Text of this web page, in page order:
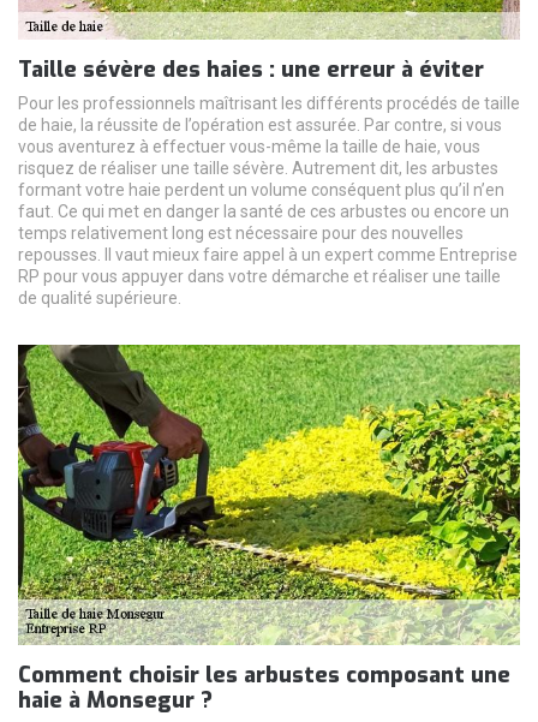
Taille sévère des haies : une erreur à éviter
Pour les professionnels maîtrisant les différents procédés de taille
de haie, la réussite de l’opération est assurée. Par contre, si vous
vous aventurez à effectuer vous-même la taille de haie, vous
risquez de réaliser une taille sévère. Autrement dit, les arbustes
formant votre haie perdent un volume conséquent plus qu’il n’en
faut. Ce qui met en danger la santé de ces arbustes ou encore un
temps relativement long est nécessaire pour des nouvelles
repousses. Il vaut mieux faire appel à un expert comme Entreprise
RP pour vous appuyer dans votre démarche et réaliser une taille
de qualité supérieure.
Comment choisir les arbustes composant une
haie à Monsegur ?